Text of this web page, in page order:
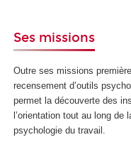
Ses missions
Outre ses missions
recensement d’outils
permet la découverte des
l’orientation tout au long de
psychologie du travail.